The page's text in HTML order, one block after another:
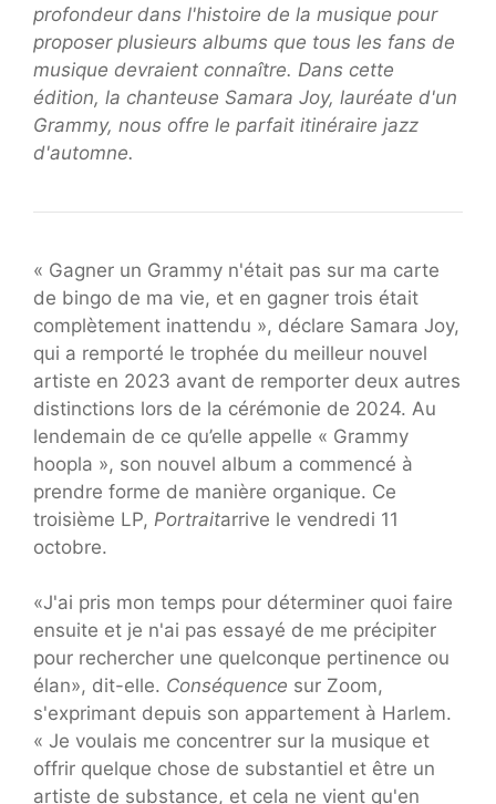
profondeur dans l'histoire de la musique pour
proposer plusieurs albums que tous les fans de
musique devraient connaître. Dans cette
édition, la chanteuse Samara Joy, lauréate d'un
Grammy, nous offre le parfait itinéraire jazz
d'automne.
« Gagner un Grammy n'était pas sur ma carte
de bingo de ma vie, et en gagner trois était
complètement inattendu », déclare Samara Joy,
qui a remporté le trophée du meilleur nouvel
artiste en 2023 avant de remporter deux autres
distinctions lors de la cérémonie de 2024. Au
lendemain de ce qu’elle appelle « Grammy
hoopla », son nouvel album a commencé à
prendre forme de manière organique. Ce
troisième LP, Portraitarrive le vendredi 11
octobre.
«J'ai pris mon temps pour déterminer quoi faire
ensuite et je n'ai pas essayé de me précipiter
pour rechercher une quelconque pertinence ou
élan», dit-elle. Conséquence sur Zoom,
s'exprimant depuis son appartement à Harlem.
« Je voulais me concentrer sur la musique et
offrir quelque chose de substantiel et être un
artiste de substance, et cela ne vient qu'en